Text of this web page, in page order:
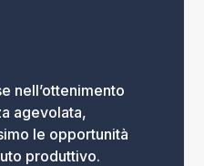
nell’ottenimento
agevolata,
le opportunità
produttivo.